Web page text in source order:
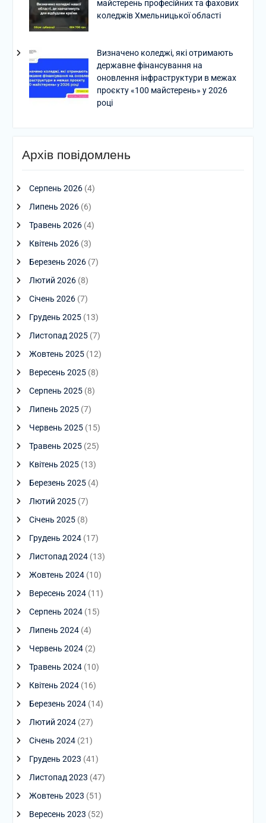
майстерень професійних та фахових
коледжів Хмельницької області
Визначено коледжі, які отримають
державне фінансування на
оновлення інфраструктури в межах
проєкту «100 майстерень» у 2026
році
Архів повідомлень
Серпень 2026(4)
Липень 2026(6)
Травень 2026(4)
Квітень 2026(3)
Березень 2026(7)
Лютий 2026(8)
Січень 2026(7)
Грудень 2025(13)
Листопад 2025(7)
Жовтень 2025(12)
Вересень 2025(8)
Серпень 2025(8)
Липень 2025(7)
Червень 2025(15)
Травень 2025(25)
Квітень 2025(13)
Березень 2025(4)
Лютий 2025(7)
Січень 2025(8)
Грудень 2024(17)
Листопад 2024(13)
Жовтень 2024(10)
Вересень 2024(11)
Серпень 2024(15)
Липень 2024(4)
Червень 2024(2)
Травень 2024(10)
Квітень 2024(16)
Березень 2024(14)
Лютий 2024(27)
Січень 2024(21)
Грудень 2023 (41)
Листопад 2023 (47)
Жовтень 2023 (51)
Вересень 2023 (52)